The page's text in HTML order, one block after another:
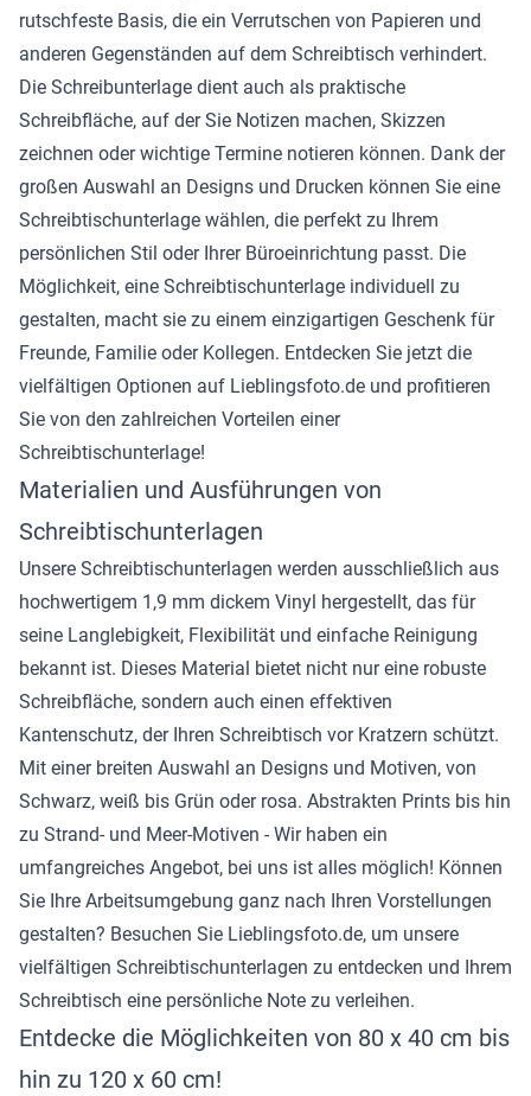
rutschfeste Basis, die ein Verrutschen von Papieren und
anderen Gegenständen auf dem Schreibtisch verhindert.
Die Schreibunterlage dient auch als praktische
Schreibfläche, auf der Sie Notizen machen, Skizzen
zeichnen oder wichtige Termine notieren können. Dank der
großen Auswahl an Designs und Drucken können Sie eine
Schreibtischunterlage wählen, die perfekt zu Ihrem
persönlichen Stil oder Ihrer Büroeinrichtung passt. Die
Möglichkeit, eine Schreibtischunterlage individuell zu
gestalten, macht sie zu einem einzigartigen Geschenk für
Freunde, Familie oder Kollegen. Entdecken Sie jetzt die
vielfältigen Optionen auf Lieblingsfoto.de und profitieren
Sie von den zahlreichen Vorteilen einer
Schreibtischunterlage!
Materialien und Ausführungen von
Schreibtischunterlagen
Unsere Schreibtischunterlagen werden ausschließlich aus
hochwertigem 1,9 mm dickem Vinyl hergestellt, das für
seine Langlebigkeit, Flexibilität und einfache Reinigung
bekannt ist. Dieses Material bietet nicht nur eine robuste
Schreibfläche, sondern auch einen effektiven
Kantenschutz, der Ihren Schreibtisch vor Kratzern schützt.
Mit einer breiten Auswahl an Designs und Motiven, von
Schwarz, weiß bis Grün oder rosa. Abstrakten Prints bis hin
zu Strand- und Meer-Motiven - Wir haben ein
umfangreiches Angebot, bei uns ist alles möglich! Können
Sie Ihre Arbeitsumgebung ganz nach Ihren Vorstellungen
gestalten? Besuchen Sie Lieblingsfoto.de, um unsere
vielfältigen Schreibtischunterlagen zu entdecken und Ihrem
Schreibtisch eine persönliche Note zu verleihen.
Entdecke die Möglichkeiten von 80 x 40 cm bis
hin zu 120 x 60 cm!